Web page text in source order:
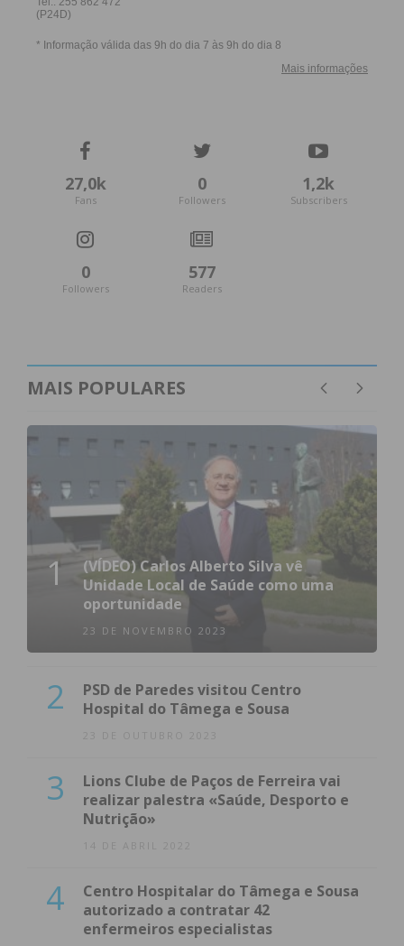
27,0k
Fans
0
Followers
1,2k
Subscribers
0
Followers
577
Readers
MAIS POPULARES
1
(VÍDEO) Carlos Alberto Silva vê
Unidade Local de Saúde como uma
oportunidade
23 DE NOVEMBRO 2023
2
PSD de Paredes visitou Centro
Hospital do Tâmega e Sousa
23 DE OUTUBRO 2023
3
Lions Clube de Paços de Ferreira vai
realizar palestra «Saúde, Desporto e
Nutrição»
14 DE ABRIL 2022
4
Centro Hospitalar do Tâmega e Sousa
autorizado a contratar 42
enfermeiros especialistas